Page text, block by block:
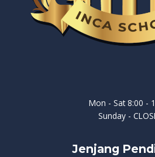
Mon - Sat 8:00 -
Sunday -
Jenjang